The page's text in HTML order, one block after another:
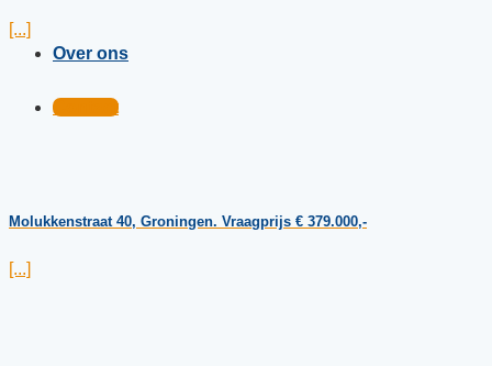
Over ons
Contact
[...]
Molukkenstraat 40, Groningen. Vraagprijs € 379.000,-
[...]